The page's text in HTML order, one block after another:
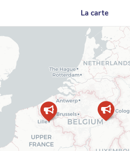
La carte